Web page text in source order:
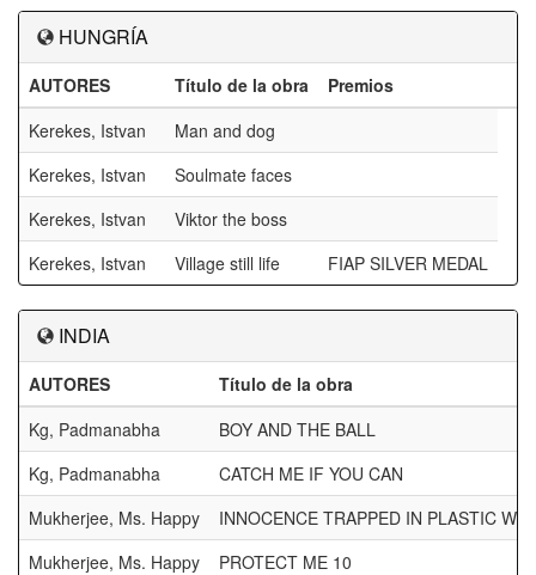
HUNGRÍA
AUTORES Título de la obra
Premios
Kerekes, Istvan
Man and dog
Kerekes, Istvan
Soulmate faces
Kerekes, Istvan
Viktor the boss
Kerekes, Istvan
Village still life FIAP SILVER MEDAL
INDIA
AUTORES
Título de la obra
Kg, Padmanabha
BOY AND THE BALL
Kg, Padmanabha
CATCH ME IF YOU CAN
Mukherjee, Ms. Happy
INNOCENCE TRAPPED IN PLASTIC
Mukherjee, Ms. Happy
PROTECT ME 10